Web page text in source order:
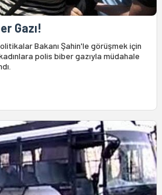
Gazı!
Bakanı Şahin'le görüşmek için
polis biber gazıyla müdahale